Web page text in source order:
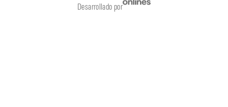
Desarrollado por